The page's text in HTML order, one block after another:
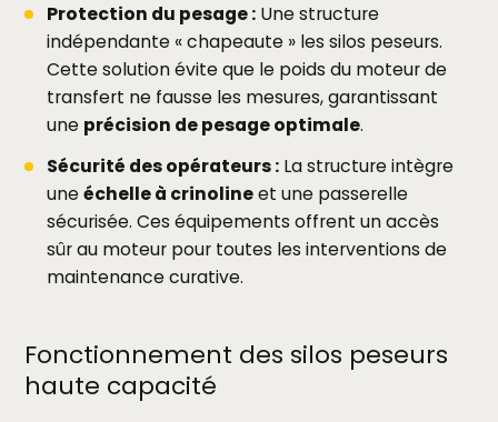
Protection du pesage : Une structure
indépendante « chapeaute » les silos peseurs.
Cette solution évite que le poids du moteur de
transfert ne fausse les mesures, garantissant
une précision de pesage optimale.
Sécurité des opérateurs : La structure intègre
uneéchelle à crinolineet une passerelle
sécurisée. Ces équipements offrent un accès
sûr au moteur pour toutes les interventions de
maintenance curative.
Fonctionnement des silos peseurs
haute capacité